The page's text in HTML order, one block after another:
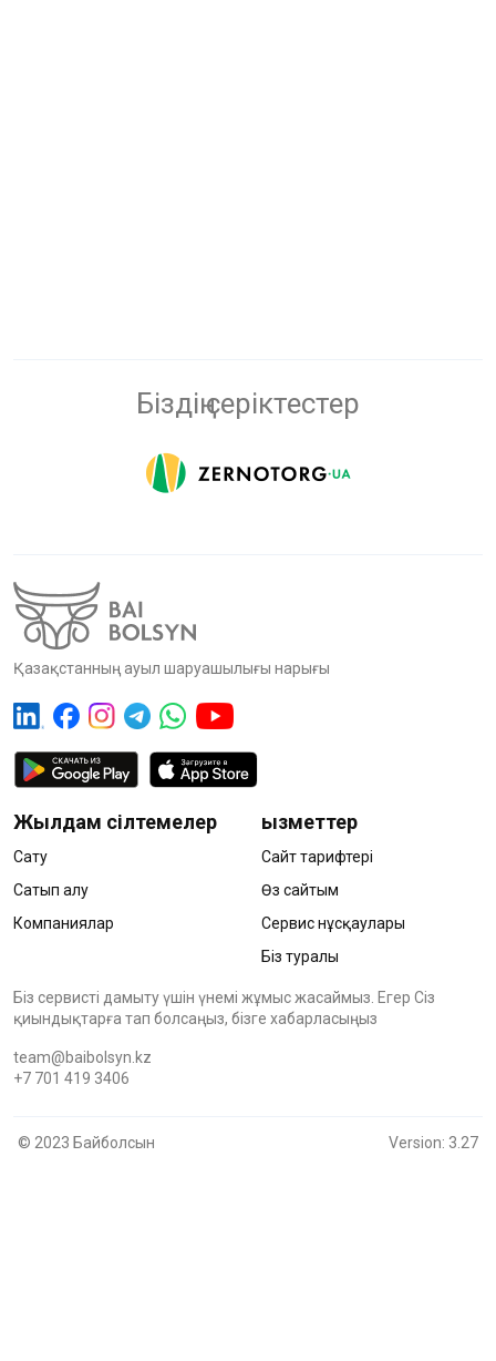
Біздің серіктестер
Қазақстанның ауыл шаруашылығы нарығы
Жылдам сілтемелер
Сату
Сатып алу
Компаниялар
Қызметтер
Сайт тарифтері
Өз сайтым
Сервис нұсқаулары
Біз туралы
Біз сервисті дамыту үшін үнемі жұмыс жасаймыз. Егер Сіз
қиындықтарға тап болсаңыз, бізге хабарласыңыз
team@baibolsyn.kz
+7 701 419 3406
© 2023 Байболсын Version: 3.27